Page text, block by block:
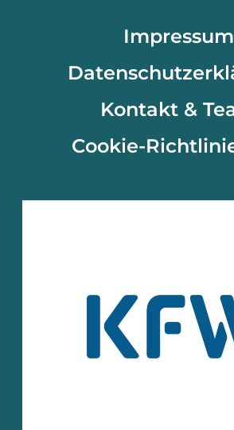
Impressum
Kontakt &
Cookie-